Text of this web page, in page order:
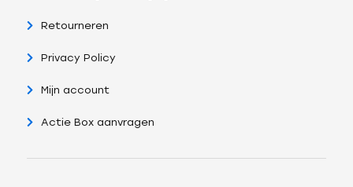
Retourneren
Privacy Policy
Mijn account
Actie Box aanvragen